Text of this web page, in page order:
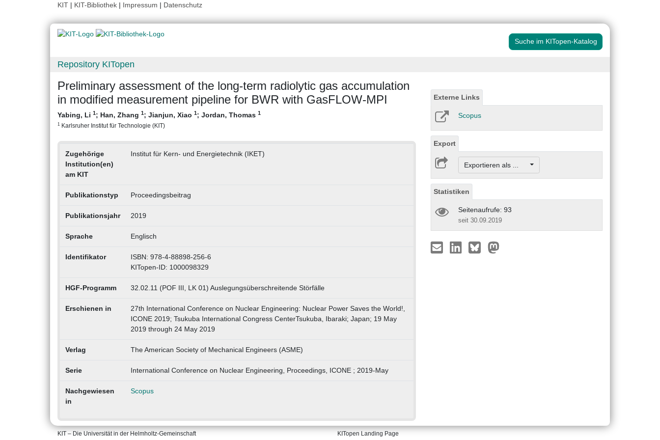
KIT | KIT-Bibliothek | Impressum | Datenschutz
Suche im KITopen-Katalog
Repository KITopen
Preliminary assessment of the long-term radiolytic gas accumulation
in modified measurement pipeline for BWR with GasFLOW-MPI
Yabing, Li 1; Han, Zhang 1; Jianjun, Xiao 1; Jordan, Thomas 1
1 Karlsruher Institut für Technologie (KIT)
Zugehörige
Institution(en)
am KIT
Institut für Kern- und Energietechnik (IKET)
Publikationstyp Proceedingsbeitrag
Publikationsjahr 2019
Sprache Englisch
Identifikator
ISBN: 978-4-88898-256-6
KITopen-ID: 1000098329
HGF-Programm 32.02.11 (POF III, LK 01) Auslegungsüberschreitende Störfälle
Erschienen in
27th International Conference on Nuclear Engineering: Nuclear Power Saves the World!,
ICONE 2019; Tsukuba International Congress CenterTsukuba, Ibaraki; Japan; 19 May
2019 through 24 May 2019
Verlag The American Society of Mechanical Engineers (ASME)
Serie International Conference on Nuclear Engineering, Proceedings, ICONE ; 2019-May
Nachgewiesen
in
Scopus
Externe Links
Scopus
Export
Exportieren als ...
Statistiken
Seitenaufrufe: 93
seit 30.09.2019
KIT – Die Universität in der Helmholtz-Gemeinschaft KITopen Landing Page